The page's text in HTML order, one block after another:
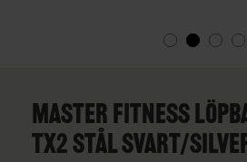
BEGINNINGMASTER FITNESS
TX2 STÅL SVART/